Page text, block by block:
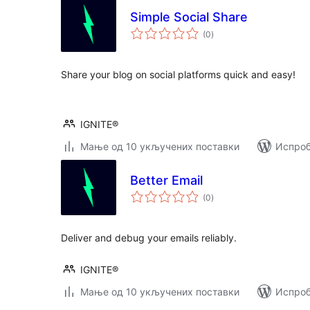
Simple Social Share
(0укупних
оцена
)
Share your blog on social platforms quick and easy!
IGNITE®
Мање од 10 укључених поставки
Better Email
(0укупних
оцена
)
Deliver and debug your emails reliably.
IGNITE®
Мање од 10 укључених поставки